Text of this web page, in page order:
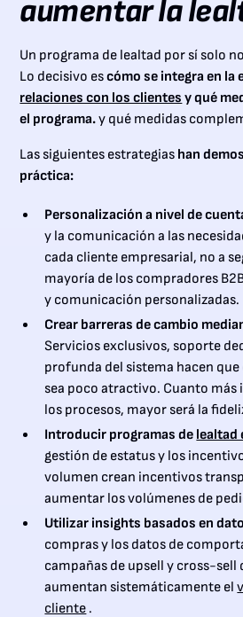
aumentar la
Un programa de lealtad por sí solo
Lo decisivo escómo se integra en la
relaciones con los clientes y qué
el programa.y qué medidas
Las siguientes estrategias han
práctica:
Personalización a nivel de
y la comunicación a las
cada cliente empresarial, no a
mayoría de los compradores
y comunicación personalizadas.
Crear barreras de cambio
Servicios exclusivos, soporte
profunda del sistema hacen
sea poco atractivo. Cuanto
los procesos, mayor será la
Introducir programas de lealtad
gestión de estatus y los
volumen crean incentivos
aumentar los volúmenes de
Utilizar insights basados en
compras y los datos de
campañas de upsell y cross-sell
aumentan sistemáticamente el
cliente .